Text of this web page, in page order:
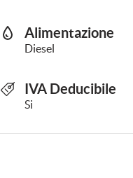
Alimentazione
Diesel
IVA Deducibile
Si